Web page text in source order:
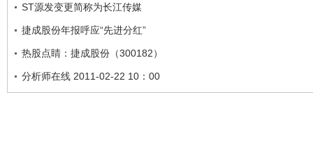
ST源发变更简称为长江传媒
捷成股份年报呼应“先进分红”
热股点睛：捷成股份（300182）
分析师在线 2011-02-22 10：00